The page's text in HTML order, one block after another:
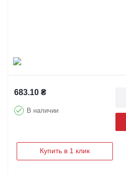
683.10 ₴
В наличии
Купить в 1 клик